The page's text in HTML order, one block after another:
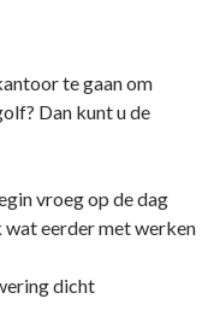
te gaan om
Dan kunt u de
vroeg op de dag
wat eerder met werken
dicht